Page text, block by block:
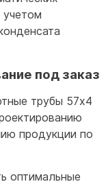
учетом
под заказ
трубы 57x4
продукции по
оптимальные